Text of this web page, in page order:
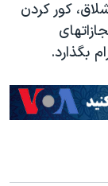
کور کردن
و سایر فرم‌های شکنجه و سایررفتارها و مجازات‎های
بگذارد.